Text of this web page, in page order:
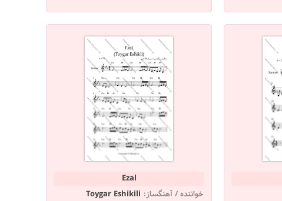
Ezal
خواننده / آهنگساز: Toygar Eshikili